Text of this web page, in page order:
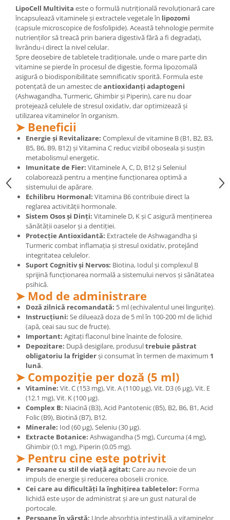
Mary & May
COSRX
BIODANCE
OOTD
Cettua
Haruharu Wonder
Medicube
ARIUL
Dr. Althea
DELLA BORN
Seleniu
Seminte de in
Silimarina
Spirulina
Ulei de cocos
Ulei de peste
Ulei MCT
Vitamina A
Vitamina B
Vitamina C
Vitamina D
Vitamina E
Vitamina K
Cătină
Chlorella
Colina
Electroliti
Produse Apicole
Cacao
LipoCell Multivita este o formulă nutrițională revoluționară care
încapsulează vitaminele și extractele vegetale în lipozomi
(capsule microscopice de fosfolipide). Această tehnologie permite
nutrienților să treacă prin bariera digestivă fără a fi degradați,
livrându-i direct la nivel celular.
Spre deosebire de tabletele tradiționale, unde o mare parte din
vitamine se pierde în procesul de digestie, forma lipozomală
asigură o biodisponibilitate semnificativ sporită. Formula este
potențată de un amestec deantioxidanți adaptogeni
(Ashwagandha, Turmeric, Ghimbir și Piperin), care nu doar
protejează celulele de stresul oxidativ, dar optimizează și
utilizarea vitaminelor în organism.
➤ Beneficii
Energie și Revitalizare: Complexul de vitamine B (B1, B2, B3,
B5, B6, B9, B12) și Vitamina C reduc vizibil oboseala și susțin
metabolismul energetic.
Imunitate de Fier: Vitaminele A, C, D, B12 și Seleniul
colaborează pentru a menține funcționarea optimă a
sistemului de apărare.
Echilibru Hormonal: Vitamina B6 contribuie direct la
reglarea activității hormonale.
Sistem Osos și Dinți: Vitaminele D, K și C asigură menținerea
sănătății oaselor și a dentiției.
Protecție Antioxidantă: Extractele de Ashwagandha și
Turmeric combat inflamația și stresul oxidativ, protejând
integritatea celulelor.
Suport Cognitiv și Nervos: Biotina, Iodul și complexul B
sprijină funcționarea normală a sistemului nervos și sănătatea
psihică.
➤ Mod de administrare
Doză zilnică recomandată: 5 ml (echivalentul unei lingurițe).
Instrucțiuni: Se diluează doza de 5 ml în 100-200 ml de lichid
(apă, ceai sau suc de fructe).
Important: Agitați flaconul bine înainte de folosire.
Depozitare: După desigilare, produsultrebuie păstrat
obligatoriu la frigiderși consumat în termen de maximum 1
lună.
➤ Compoziție per doză (5 ml)
Vitamine: Vit. C (153 mg), Vit. A (1100 µg), Vit. D3 (6 µg), Vit. E
(12.1 mg), Vit. K (100 µg).
Complex B: Niacină (B3), Acid Pantotenic (B5), B2, B6, B1, Acid
Folic (B9), Biotină (B7), B12.
Minerale: Iod (60 µg), Seleniu (30 µg).
Extracte Botanice: Ashwagandha (5 mg), Curcuma (4 mg),
Ghimbir (0.1 mg), Piperin (0.05 mg).
➤ Pentru cine este potrivit
Persoane cu stil de viață agitat: Care au nevoie de un
impuls de energie și reducerea oboselii cronice.
Cei care au dificultăți la înghițirea tabletelor: Forma
lichidă este ușor de administrat și are un gust natural de
portocale.
Persoane în vârstă: Unde absorbția intestinală a vitaminelor